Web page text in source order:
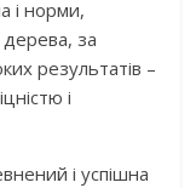
і норми,
за
результатів –
і
і успішна